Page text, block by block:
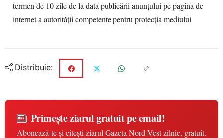
termen de 10 zile de la data publicării anunţului pe pagina de
internet a autorității competente pentru protecția mediului
Distribuie:
Primește ziarul gratuit pe email!
Abonează-te și citești ziarul Gazeta Nord-Vest zilnic, gratuit.